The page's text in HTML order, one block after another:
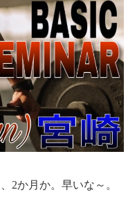
2か月か。早いな～。